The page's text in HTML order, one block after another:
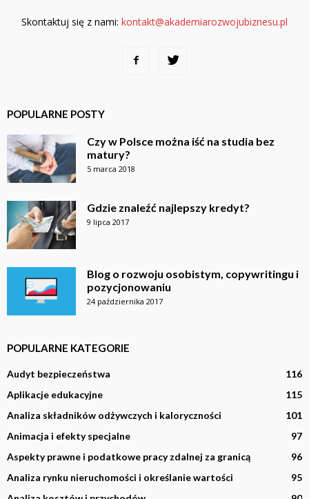
Skontaktuj się z nami: kontakt@akademiarozwojubiznesu.pl
POPULARNE POSTY
Czy w Polsce można iść na studia bez
matury?
5 marca 2018
Gdzie znaleźć najlepszy kredyt?
9 lipca 2017
Blog o rozwoju osobistym, copywritingu i
pozycjonowaniu
24 października 2017
POPULARNE KATEGORIE
Audyt bezpieczeństwa
116
Aplikacje edukacyjne
115
Analiza składników odżywczych i kaloryczności
101
Animacja i efekty specjalne
97
Aspekty prawne i podatkowe pracy zdalnej za granicą
96
Analiza rynku nieruchomości i określanie wartości
95